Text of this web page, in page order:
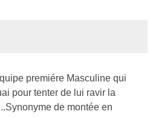
premiére Masculine qui
pour tenter de lui ravir la
de montée en